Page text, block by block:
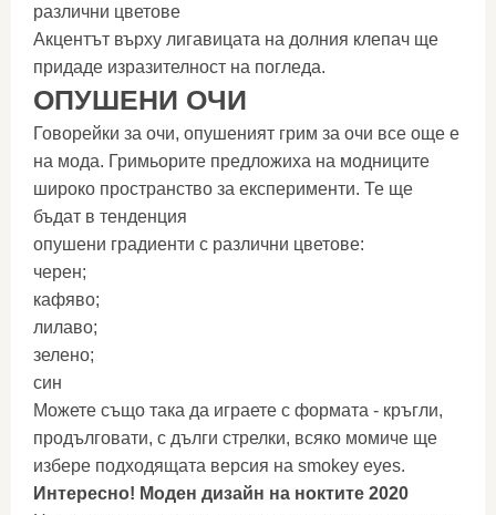
различни цветове
Акцентът върху лигавицата на долния клепач ще
придаде изразителност на погледа.
ОПУШЕНИ ОЧИ
Говорейки за очи, опушеният грим за очи все още е
на мода. Гримьорите предложиха на модниците
широко пространство за експерименти. Те ще
бъдат в тенденция
опушени градиенти с различни цветове:
черен;
кафяво;
лилаво;
зелено;
син
Можете също така да играете с формата - кръгли,
продълговати, с дълги стрелки, всяко момиче ще
избере подходящата версия на smokey eyes.
Интересно! Моден дизайн на ноктите 2020